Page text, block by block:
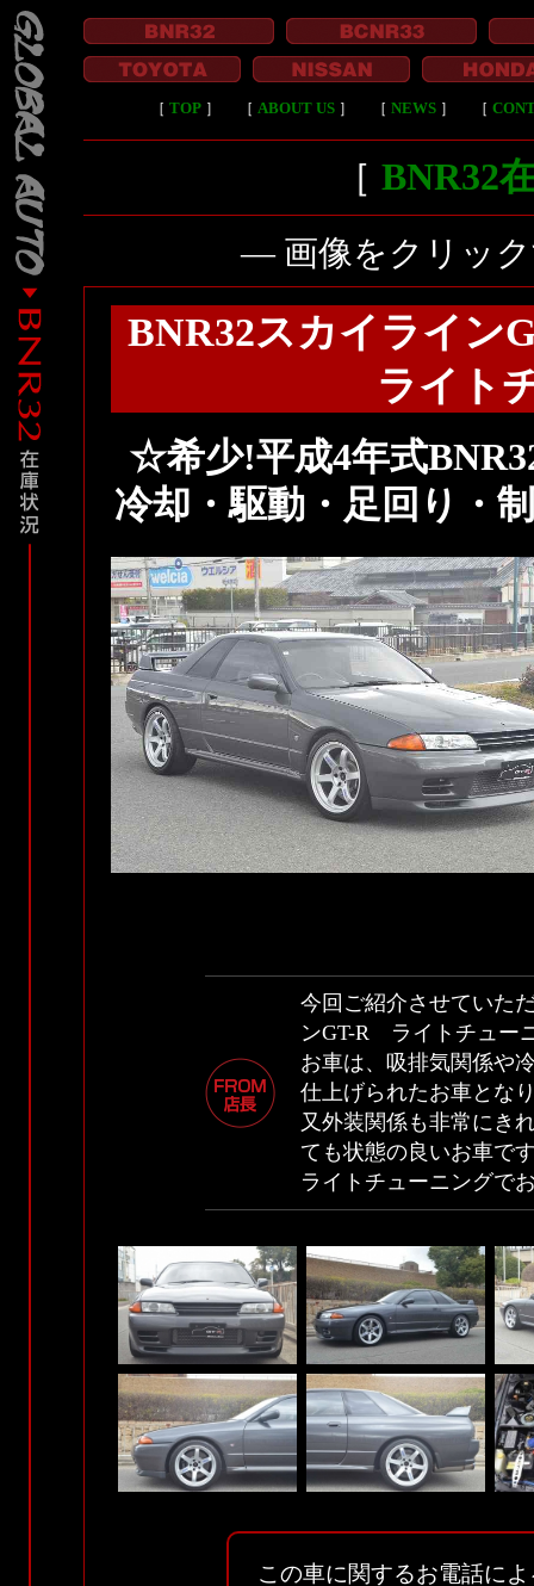
［ TOP］ ［ ABOUT US］ ［ NEWS］ ［
［ BNR32
― 画像をクリッ
BNR32スカイライン
ライト
☆希少!平成4年式
冷却・駆動・足回り・
今回ご紹介させていた
ンGT-R ライトチュー
お車は、吸排気関係や
仕上げられたお車とな
又外装関係も非常にき
ても状態の良いお車で
ライトチューニングで
この車に関するお電話に